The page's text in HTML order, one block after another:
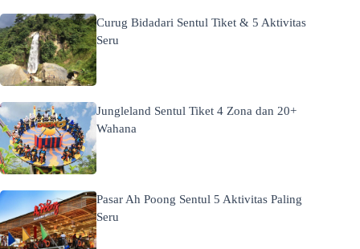
Curug Bidadari Sentul Tiket & 5 Aktivitas
Seru
Jungleland Sentul Tiket 4 Zona dan 20+
Wahana
Pasar Ah Poong Sentul 5 Aktivitas Paling
Seru